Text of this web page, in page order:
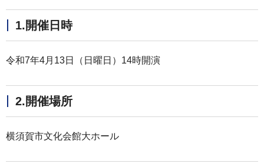
1.開催日時
令和7年4月13日（日曜日）14時開演
2.開催場所
横須賀市文化会館大ホール